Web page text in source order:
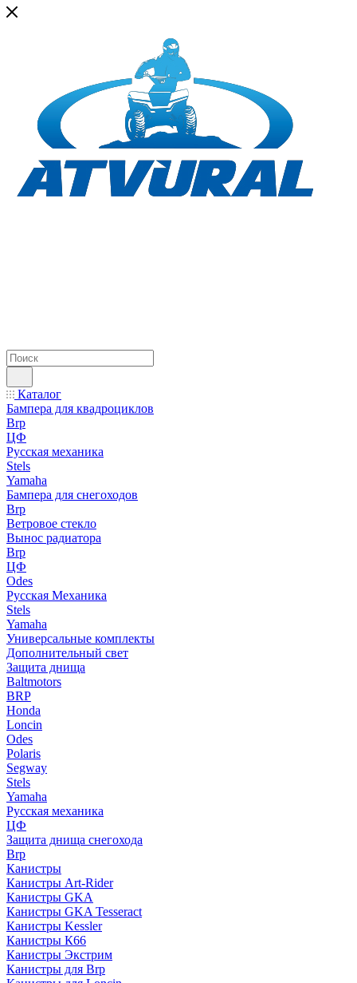
Каталог
Бампера для квадроциклов
Brp
ЦФ
Русская механика
Stels
Yamaha
Бампера для снегоходов
Brp
Ветровое стекло
Вынос радиатора
Brp
ЦФ
Odes
Русская Механика
Stels
Yamaha
Универсальные комплекты
Дополнительный свет
Защита днища
Baltmotors
BRP
Honda
Loncin
Odes
Polaris
Segway
Stels
Yamaha
Русская механика
ЦФ
Защита днища снегохода
Brp
Канистры
Канистры Art-Rider
Канистры GKA
Канистры GKA Tesseract
Канистры Kessler
Канистры К66
Канистры Экстрим
Канистры для Brp